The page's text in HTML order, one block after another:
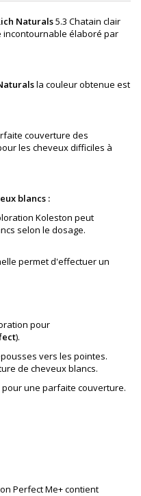
Naturals5.3 Chatain clair
élaboré par
la couleur obtenue est
couverture des
les cheveux difficiles à
blancs :
Koleston peut
selon le dosage.
permet d'effectuer un
pour
).
vers les pointes.
de cheveux blancs.
pour une parfaite couverture.
Perfect Me+ contient